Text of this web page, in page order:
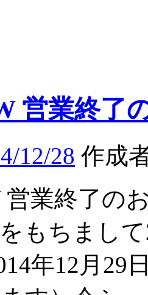
営業終了
12/28 作成
営業終了の
もちまし
年12月29